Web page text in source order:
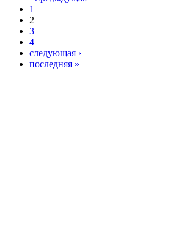
1
2
3
4
следующая ›
последняя »